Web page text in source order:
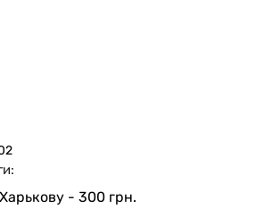
- 300 грн.